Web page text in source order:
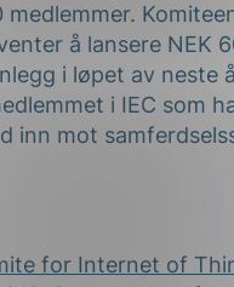
å lansere NEK
i løpet av neste
i IEC som
inn mot
for Internet of